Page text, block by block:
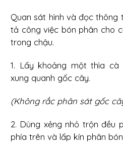
Quan sát hình và đọc thông
tả công việc bón phân cho
trong chậu.
1. Lấy khoảng một thìa
xung quanh gốc cây.
(Không rắc phân sát gốc
2. Dùng xẻng nhỏ trộn đều
phía trên và lấp kín phân